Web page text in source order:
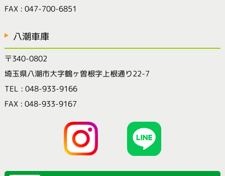
FAX : 047-700-6851
八潮車庫
〒340-0802
埼玉県八潮市大字鶴ヶ曽根字上根通り22-7
TEL : 048-933-9166
FAX : 048-933-9167